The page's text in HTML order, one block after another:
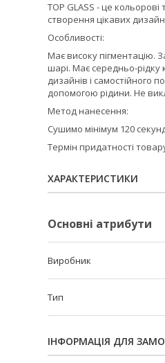
TOP GLASS - це
створення цікавих
Особливості:
Має високу пігментацію.
шарі. Має середньо-рідку
дизайнів і самостійного
допомогою рідини. Не
Метод нанесення:
Сушимо мінімум 120
Термін придатності
ХАРАКТЕРИСТИКИ
Основні атрибути
Виробник
Тип
ІНФОРМАЦІЯ ДЛЯ